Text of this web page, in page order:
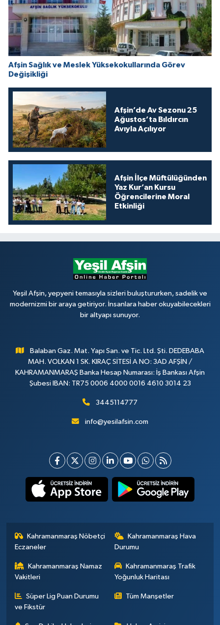
Afşin Sağlık ve Meslek Yüksekokullarında Görev
Değişikliği
Afşin’de Av Sezonu 25
Ağustos’ta Bıldırcın
Avıyla Açılıyor
Afşin İlçe Müftülüğünden
Yaz Kur’an Kursu
Öğrencilerine Moral
Etkinliği
Yeşil Afşin, yepyeni temasıyla sizleri buluştururken, sadelik ve
modernizmi bir araya getiriyor. İnsanlara haber okuyabilecekleri
bir altyapı sunuyor.
Balaban Gaz. Mat. Yapı San. ve Tic. Ltd. Şti. DEDEBABA
MAH. VOLKAN 1 SK. KIRAÇ SİTESİ A NO: 3AD AFŞİN /
KAHRAMANMARAŞ Banka Hesap Numarası: İş Bankası Afşin
Şubesi IBAN: TR75 0006 4000 0016 4610 3014 23
3445114777
info@yesilafsin.com
Kahramanmaraş Nöbetçi
Eczaneler
Kahramanmaraş Hava
Durumu
Kahramanmaraş Namaz
Vakitleri
Kahramanmaraş Trafik
Yoğunluk Haritası
Süper Lig Puan Durumu
ve Fikstür
Tüm Manşetler